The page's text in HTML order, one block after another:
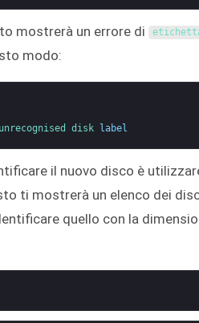
mostrerà un errore di
modo:
unrecognised disk label
il nuovo disco è
ti mostrerà un elenco dei
quello con la